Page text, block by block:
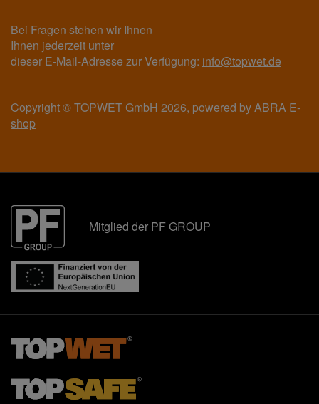
Bei Fragen stehen wir Ihnen
Ihnen jederzeit unter
dieser E-Mail-Adresse zur Verfügung: info@topwet.de
Copyright © TOPWET GmbH 2026, powered by ABRA E-
shop
Mitglied der PF GROUP